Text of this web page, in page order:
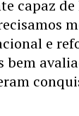
capaz
e
bem